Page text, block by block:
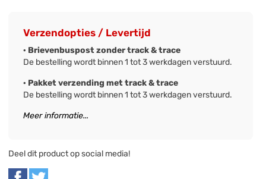
Verzendopties / Levertijd
· Brievenbuspost zonder track & trace
De bestelling wordt binnen 1 tot 3 werkdagen verstuurd.
· Pakket verzending met track & trace
De bestelling wordt binnen 1 tot 3 werkdagen verstuurd.
Meer informatie...
Deel dit product op social media!